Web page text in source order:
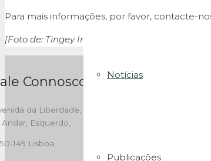
Notícias
Publicações
Para mais informações, por favor, contacte-
[Foto de: Tingey Injury Law Firm, disponível em
Connosco
da Liberdade, 262,
Andar, Esquerdo,
149 Lisboa